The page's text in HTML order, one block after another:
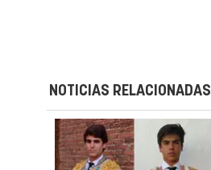
NOTICIAS RELACIONADAS